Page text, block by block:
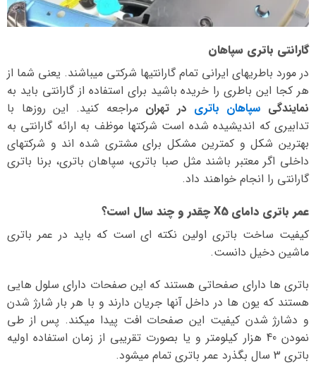
گارانتی باتری سپاهان
در مورد باطریهای ایرانی تمام گارانتیها شرکتی میباشند. یعنی شما از
هر کجا این باطری را خریده باشید برای استفاده از گارانتی باید به
نمایندگی سپاهان باتری در تهران مراجعه کنید. این روزها با
تدابیری که اندیشیده شده است شرکتها موظف به ارائه گارانتی به
بهترین شکل و کمترین مشکل برای مشتری شده اند و شرکتهای
داخلی اگر معتبر باشند مثل صبا باتری، سپاهان باتری، برنا باتری
گارانتی را انجام خواهند داد.
عمر باتری دامای X5 چقدر و چند سال است؟
کیفیت ساخت باتری اولین نکته ای است که باید در عمر باتری
ماشین دخیل دانست.
باتری ها دارای صفحاتی هستند که این صفحات دارای سلول هایی
هستند که یون ها در داخل آنها جریان دارند و با هر بار شارژ شدن
و دشارژ شدن کیفیت این صفحات افت پیدا میکند. پس از طی
نمودن 40 هزار کیلومتر و یا بصورت تقریبی از زمان استفاده اولیه
باتری 3 سال بگذرد عمر باتری تمام میشود.